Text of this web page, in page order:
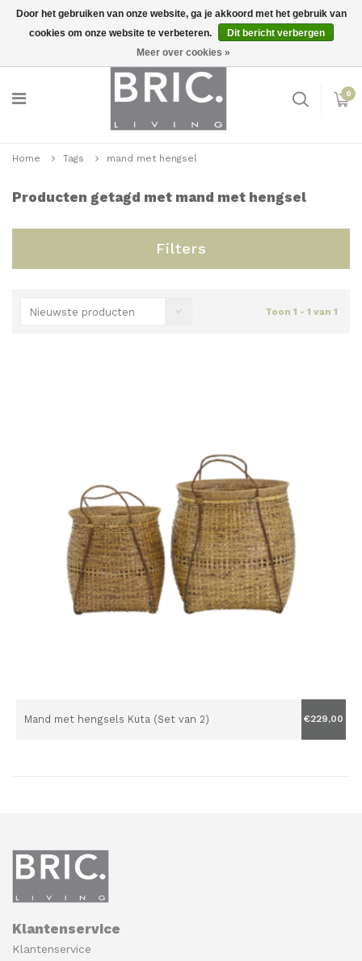
Inloggen
0
Home Tags mand met hengsel
Producten getagd met mand met hengsel
Filters
Nieuwste producten Toon 1 - 1 van 1
Mand met hengsels Kuta (Set van 2) €229,00
Klantenservice
Klantenservice
Door het gebruiken van onze website, ga je akkoord met het gebruik van
cookies om onze website te verbeteren.
Dit bericht verbergen
Meer over cookies »